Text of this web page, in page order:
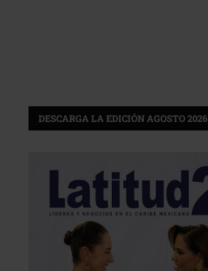
DESCARGA LA EDICIÓN AGOSTO 2026